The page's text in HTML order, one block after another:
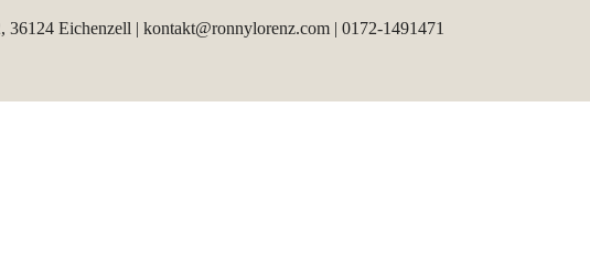
Eichenzell | kontakt@ronnylorenz.com | 0172-1491471